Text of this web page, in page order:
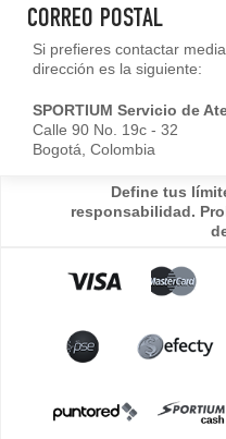
CORREO POSTAL
Si prefieres contactar
dirección es la siguiente:
SPORTIUM Servicio de
Calle 90 No. 19c - 32
Bogotá, Colombia
Define tus
responsabilidad.